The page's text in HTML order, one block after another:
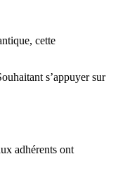
cette
s’appuyer sur
adhérents ont